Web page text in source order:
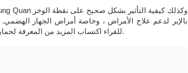
بالإبر لدعم علاج الأمراض ، وخاصة أمراض الجهاز
للقراء اكتساب المزيد من المعرفة لحماية صحة أنفسهم وعائلاتهم وفقًا لطرق الطب الشرقي.